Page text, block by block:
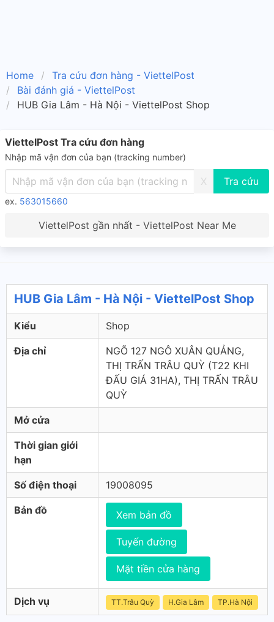
Home
Tra cứu đơn hàng - ViettelPost
Bài đánh giá - ViettelPost
HUB Gia Lâm - Hà Nội - ViettelPost Shop
ViettelPost Tra cứu đơn hàng
Nhập mã vận đơn của bạn (tracking number)
X
ex. 563015660
ViettelPost gần nhất - ViettelPost Near Me
HUB Gia Lâm - Hà Nội - ViettelPost Shop
Kiểu Shop
Địa chỉ
NGÕ 127 NGÔ XUÂN QUẢNG,
THỊ TRẤN TRÂU QUỲ (T22 KHI
ĐẤU GIÁ 31HA), THỊ TRẤN TRÂU
QUỲ
Mở cửa
Thời gian giới
hạn
Số điện thoại 19008095
Bản đồ Xem bản đồ
Tuyến đường
Mặt tiền cửa hàng
Dịch vụ TT.Trâu Quỳ H.Gia Lâm TP.Hà Nội